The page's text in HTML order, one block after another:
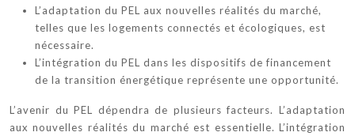
L’adaptation du PEL aux nouvelles réalités du marché,
telles que les logements connectés et écologiques, est
nécessaire.
L’intégration du PEL dans les dispositifs de financement
de la transition énergétique représente une opportunité.
L’avenir du PEL dépendra de plusieurs facteurs. L’adaptation
aux nouvelles réalités du marché est essentielle. L’intégration